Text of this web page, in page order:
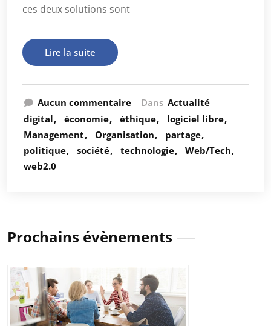
ces deux solutions sont
Lire la suite
Aucun commentaire Dans Actualité
digital
économie éthique
logiciel libre
Management
Organisation
partage
politique
société technologie
Web/Tech
web2.0
Prochains évènements